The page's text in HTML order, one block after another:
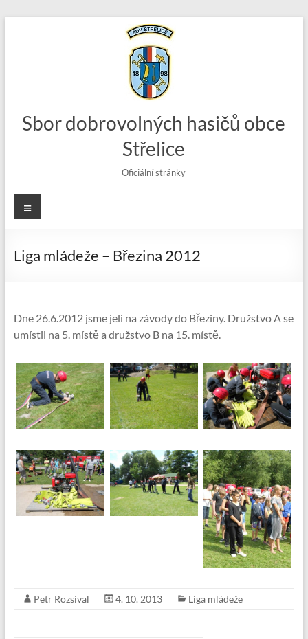
Sbor dobrovolných hasičů obce
Střelice
Oficiální stránky
Menu
Liga mládeže – Březina 2012
Dne 26.6.2012 jsme jeli na závody do Březiny. Družstvo A se
umístil na 5. místě a družstvo B na 15. místě.
Petr Rozsíval 4. 10. 2013 Liga mládeže